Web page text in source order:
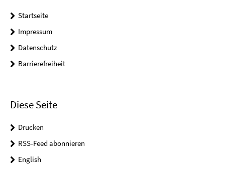
Startseite
Impressum
Datenschutz
Barrierefreiheit
Diese Seite
Drucken
RSS-Feed abonnieren
English